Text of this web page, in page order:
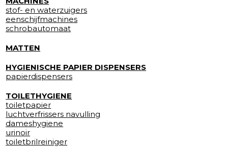
stof- en waterzuigers
eenschijfmachines
schrobautomaat
MATTEN
HYGIENISCHE PAPIER DISPENSERS
papierdispensers
TOILETHYGIENE
toiletpapier
luchtverfrissers navulling
dameshygiene
urinoir
toiletbrilreiniger